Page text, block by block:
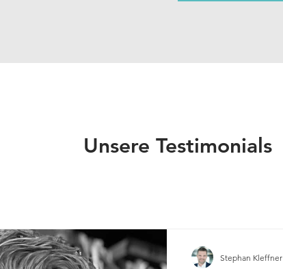
Unsere Testimonials
Stephan Kleffner